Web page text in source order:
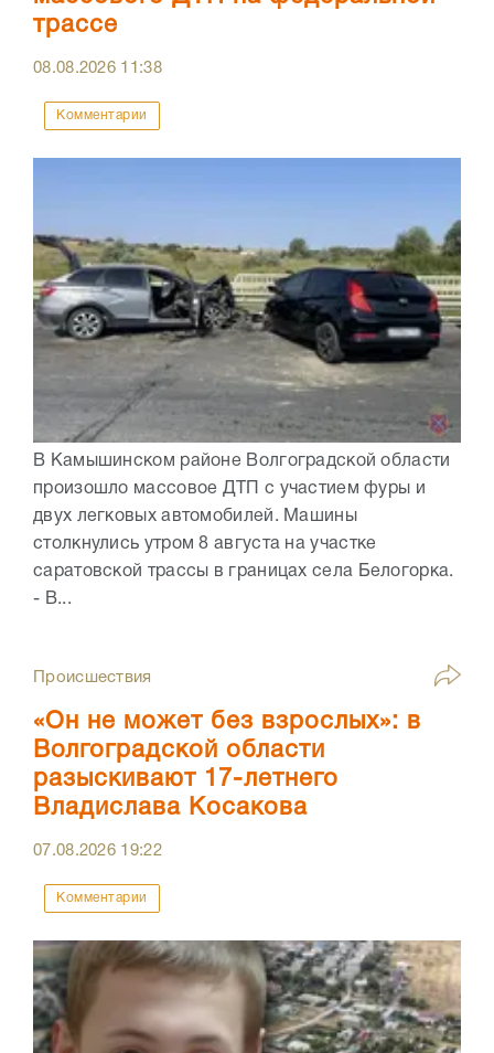
трассе
08.08.2026 11:38
Комментарии
В Камышинском районе Волгоградской области
произошло массовое ДТП с участием фуры и
двух легковых автомобилей. Машины
столкнулись утром 8 августа на участке
саратовской трассы в границах села Белогорка.
- В...
Происшествия
«Он не может без взрослых»: в
Волгоградской области
разыскивают 17-летнего
Владислава Косакова
07.08.2026 19:22
Комментарии